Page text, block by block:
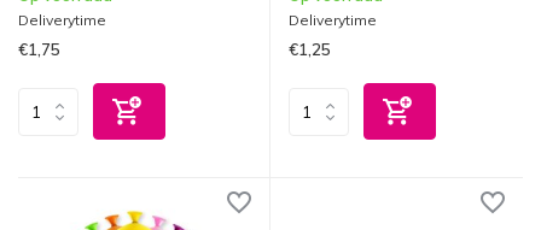
Deliverytime
€1,75
Deliverytime
€1,25